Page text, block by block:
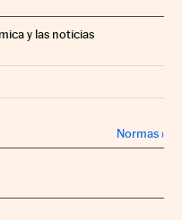
y las noticias
Normas›